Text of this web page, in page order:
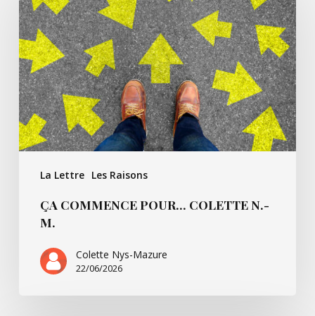
La Lettre Les Raisons
pour…
Colette
N.-
M.
ÇA COMMENCE POUR… COLETTE N.-
M.
Colette Nys-Mazure
22/06/2026